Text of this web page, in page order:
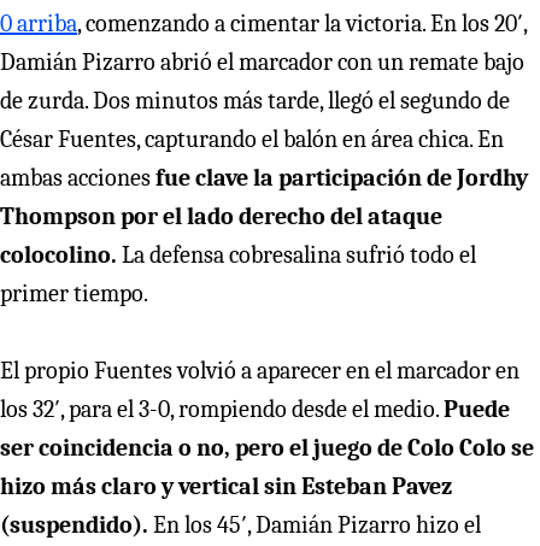
0 arriba, comenzando a cimentar la victoria. En los 20′,
Damián Pizarro abrió el marcador con un remate bajo
de zurda. Dos minutos más tarde, llegó el segundo de
César Fuentes, capturando el balón en área chica. En
ambas accionesfue clave la participación de Jordhy
Thompson por el lado derecho del ataque
colocolino. La defensa cobresalina sufrió todo el
primer tiempo.
El propio Fuentes volvió a aparecer en el marcador en
los 32′, para el 3-0, rompiendo desde el medio.Puede
ser coincidencia o no, pero el juego de Colo Colo se
hizo más claro y vertical sin Esteban Pavez
(suspendido). En los 45′, Damián Pizarro hizo el